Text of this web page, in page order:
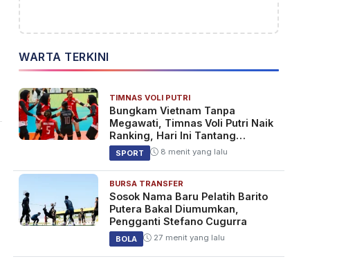
WARTA TERKINI
TIMNAS VOLI PUTRI
Bungkam Vietnam Tanpa
Megawati, Timnas Voli Putri Naik
Ranking, Hari Ini Tantang
Thailand
SPORT 8 menit yang lalu
BURSA TRANSFER
Sosok Nama Baru Pelatih Barito
Putera Bakal Diumumkan,
Pengganti Stefano Cugurra
BOLA 27 menit yang lalu